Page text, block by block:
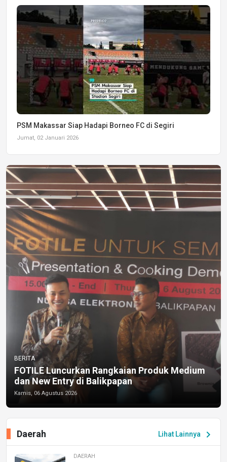
PSM Makassar Siap Hadapi Borneo FC di Segiri
Jumat, 02 Januari 2026
BERITA
FOTILE Luncurkan Rangkaian Produk Medium
dan New Entry di Balikpapan
Kamis, 06 Agustus 2026
Lihat Lainnya chevron_right
Daerah
DAERAH